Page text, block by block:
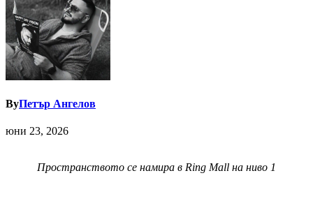
ByПетър Ангелов
юни 23, 2026
Пространството се намира в Ring Mall на ниво 1